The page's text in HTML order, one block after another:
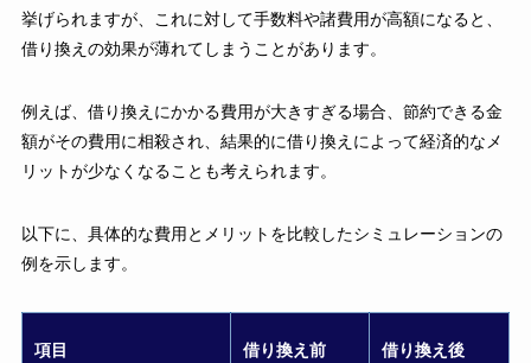
挙げられますが、これに対して手数料や諸費用が高額になると、
借り換えの効果が薄れてしまうことがあります。
例えば、借り換えにかかる費用が大きすぎる場合、節約できる金
額がその費用に相殺され、結果的に借り換えによって経済的なメ
リットが少なくなることも考えられます。
以下に、具体的な費用とメリットを比較したシミュレーションの
例を示します。
項目 借り換え前 借り換え後